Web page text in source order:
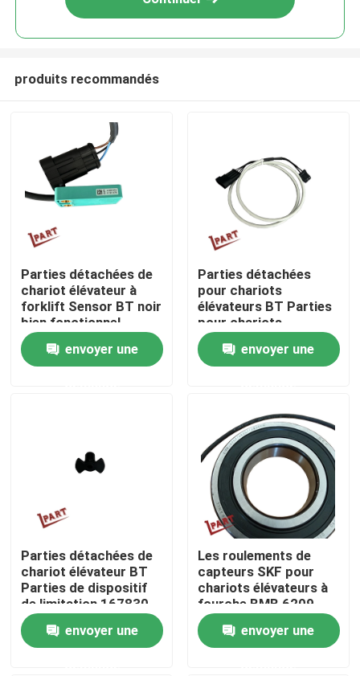
Maison
Produits
Vidéos
Visite d'usine
Contactez-nous
Nouvelles
produits recommandés
Parties détachées de
chariot élévateur à
forklift Sensor BT noir
bien fonctionnel
212481-015
envoyer une
Parties détachées
pour chariots
élévateurs BT Parties
pour chariots
élévateurs 169083
envoyer une
Parties détachées de
chariot élévateur BT
Parties de dispositif
de limitation 167830
envoyer une
Les roulements de
capteurs SKF pour
chariots élévateurs à
fourche BMB 6209
080S2 UB002A
envoyer une